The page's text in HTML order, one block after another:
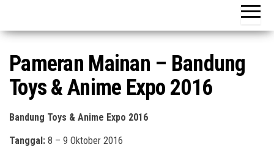
Pameran,
Acara &
Promo
Terbaru
Pameran,
Bazaar,
Workshop,
Job Fair,
Lomba dll.
Pameran Mainan – Bandung
Toys & Anime Expo 2016
Bandung Toys & Anime Expo 2016
Tanggal: 8 – 9 Oktober 2016